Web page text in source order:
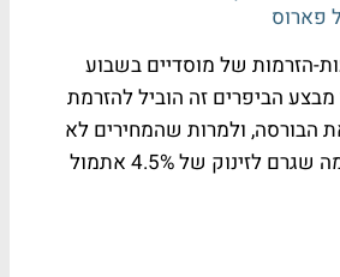
פארוס
הזרמות של מוסדיים בשבוע
הביפרים זה הוביל להזרמת
הבורסה, ולמרות שהמחירים לא
זולים זה המשיך - זה מה שגרם לזינוק של 4.5% אתמול